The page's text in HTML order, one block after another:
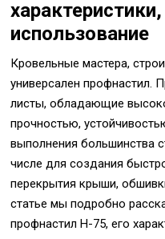
использование
Кровельные мастера,
универсален профнастил.
листы, обладающие
прочностью,
выполнения большинства
числе для создания
перекрытия крыши,
статье мы подробно
профнастил Н-75, его